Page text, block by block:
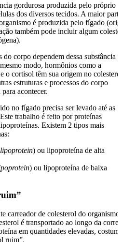
gordurosa produzida pelo próprio
dos diversos tecidos. A maior parte
é produzida pelo fígado
também pode incluir algum
do corpo dependem dessa substância
modo, hormônios como a
o cortisol têm sua origem no
estruturas e processos do corpo
acontecer.
no fígado precisa ser levado até as
trabalho é feito por proteínas
Existem 2 tipos mais
) ou lipoproteína de alta
) ou lipoproteína de baixa
carreador de colesterol do organismo.
é transportado ao longo da
em quantidades elevadas,
ruim”.